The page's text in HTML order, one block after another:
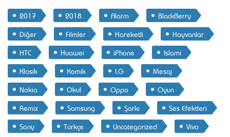
2017 2018 Alarm
BlackBerry
Diğer
Filmler Hareketli
Hayvanlar
HTC
Huawei iPhone
Islami
Klasik
Komik LG
Mesaj
Nokia
Okul Oppo
Oyun
Remix
Samsung Şarkı
Ses Efektleri
Sony
Türkçe Uncategorized Vivo